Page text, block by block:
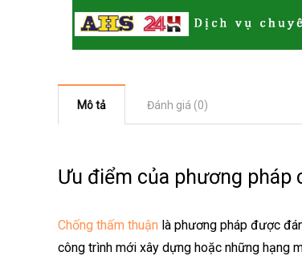
Mô tả Đánh giá (0)
Ưu điểm của phương pháp
Chống thấm thuận là phương pháp được
công trình mới xây dựng hoặc những hạng